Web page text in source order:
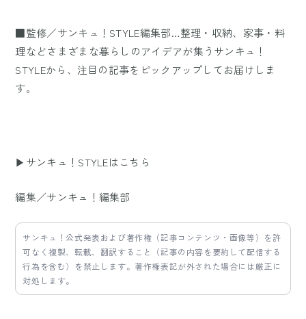
■監修／サンキュ！STYLE編集部…整理・収納、家事・料
理などさまざまな暮らしのアイデアが集うサンキュ！
STYLEから、注目の記事をピックアップしてお届けしま
す。
▶サンキュ！STYLEはこちら
編集／サンキュ！編集部
サンキュ！公式発表および著作権（記事コンテンツ・画像等）を許
可なく複製、転載、翻訳すること（記事の内容を要約して配信する
行為を含む）を禁止します。著作権表記が外された場合には厳正に
対処します。